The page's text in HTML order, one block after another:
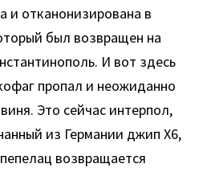
и отканонизирована в
был возвращен на
И вот здесь
пропал и неожиданно
Это сейчас интерпол,
из Германии джип X6,
возвращается